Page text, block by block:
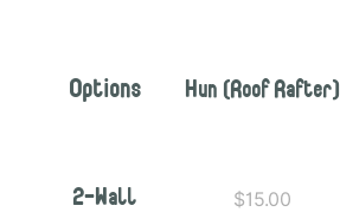
2-Wall
Options Hun (Roof Rafter)
$15.00